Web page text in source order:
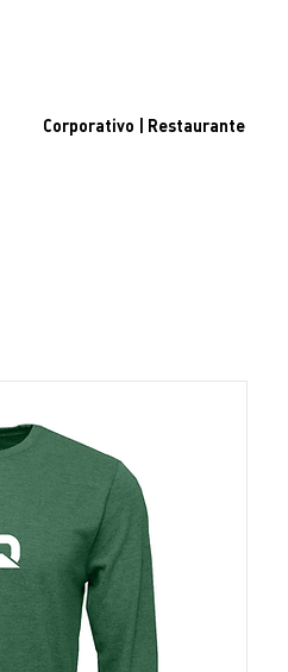
Corporativo | Restaurante